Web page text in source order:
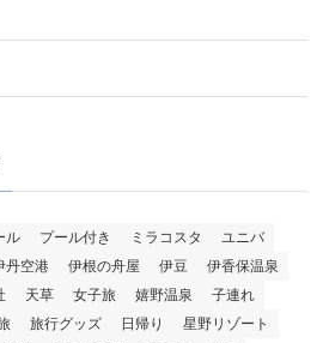
ル プール付き ミラコスタ
ユニバ
丹空港 伊根の舟屋 伊豆
伊香保温泉
天草 女子旅 嬉野温泉
子連れ
旅行グッズ 日帰り
星野リゾート